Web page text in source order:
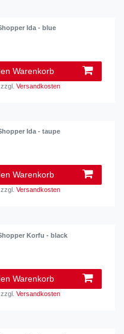
Ida - blue
Warenkorb
zzgl.Versandkosten
Ida - taupe
Warenkorb
zzgl.Versandkosten
Korfu - black
Warenkorb
zzgl.Versandkosten